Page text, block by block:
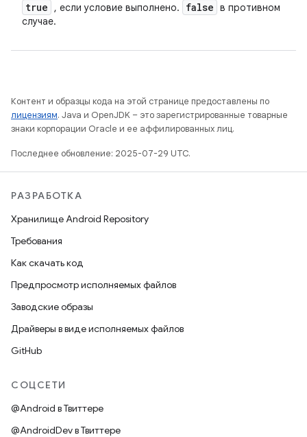
true , если условие выполнено. false в противном
случае.
Контент и образцы кода на этой странице предоставлены по
лицензиям. Java и OpenJDK – это зарегистрированные товарные
знаки корпорации Oracle и ее аффилированных лиц.
Последнее обновление: 2025-07-29 UTC.
РАЗРАБОТКА
Хранилище Android Repository
Требования
Как скачать код
Предпросмотр исполняемых файлов
Заводские образы
Драйверы в виде исполняемых файлов
GitHub
СОЦСЕТИ
@Android в Твиттере
@AndroidDev в Твиттере